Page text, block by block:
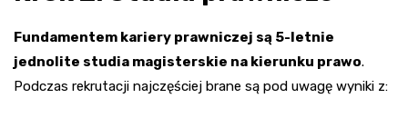
Fundamentem kariery prawniczej są 5-letnie
jednolite studia magisterskie na kierunku prawo.
Podczas rekrutacji najczęściej brane są pod uwagę wyniki z: